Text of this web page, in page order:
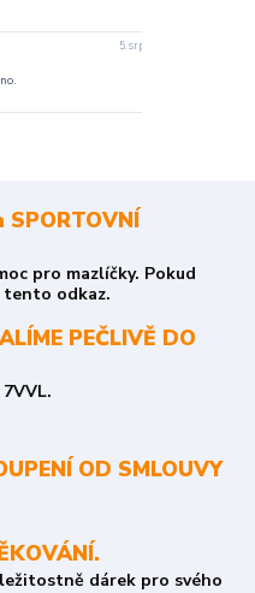
5. srpna
SPORTOVNÍ
pro mazlíčky. Pokud
odkaz.
PEČLIVĚ DO
OD SMLOUVY
dárek pro svého